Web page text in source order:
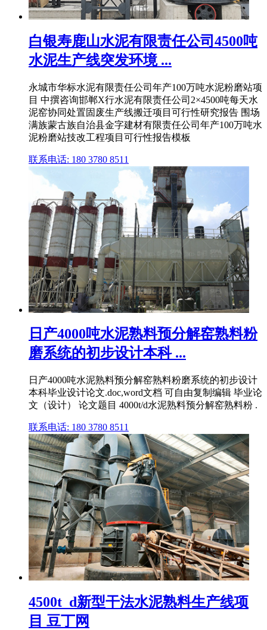
白银寿鹿山水泥有限责任公司4500吨
水泥生产线突发环境 ...
永城市华标水泥有限责任公司年产100万吨水泥粉磨站项
目 中撰咨询邯郸X行水泥有限责任公司2×4500吨每天水
泥窑协同处置固废生产线搬迁项目可行性研究报告 围场
满族蒙古族自治县金字建材有限责任公司年产100万吨水
泥粉磨站技改工程项目可行性报告模板
联系电话: 180 3780 8511
日产4000吨水泥熟料预分解窑熟料粉
磨系统的初步设计本科 ...
日产4000吨水泥熟料预分解窑熟料粉磨系统的初步设计
本科毕业设计论文.doc,word文档 可自由复制编辑 毕业论
文（设计） 论文题目 4000t/d水泥熟料预分解窑熟料粉 .
联系电话: 180 3780 8511
4500t_d新型干法水泥熟料生产线项
目 豆丁网